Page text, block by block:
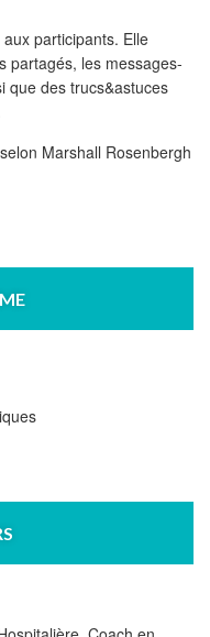
participants. Elle
partagés, les messages-
que des trucs&astuces
Marshall Rosenbergh